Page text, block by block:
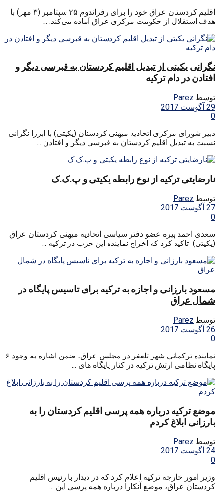
اقلیم کردستان عراق خود را برای رفراندوم ۲۵ سپتامبر (۳ مهر) با
هدف استقلال از حکومت مرکزی عراق آماده می‌کند. ...
نگرانی یکیتی از تبدیل اقلیم کردستان به‌ قبرسی دیگر و
افتادن در دام ترکیه‌
توسط Parez
29 آگوست 2017
0
دبیر شورای مرکزی اتحادیه میهنی کردستان (یکیتی) با ابرزا نگرانی
نسبت به‌ تبدیل اقلیم کردستان به‌ قبرسی دیگر و افتادن ...
نارضایتی ترکیه از نوع رابطه یکیتی و پ.ک.ک
توسط Parez
27 آگوست 2017
0
سعدی احمد پیره عضو دفتر سیاسی اتحادیه میهنی کردستان عراق
(یکیتی) تاکید کرد که اخراج نماینده این حزب در ترکیه ...
مسعود بارزانی و اجازه به ترکیه برای تاسیس پایگاه در
شمال عراق
توسط Parez
26 آگوست 2017
0
نماینده ترکمانی شهر تلعفر در مجلس عراق، ضمن اشاره به وجود ۶
پایگاه نظامی ارتش ترکیه در کنار پایگاه های ...
موضع ترکیه درباره همه پرسی اقلیم کردستان را به
بارزانی ابلاغ کردم
توسط Parez
24 آگوست 2017
0
وزیر امور خارجه ترکیه اعلام کرد که در دیدار با رئیس اقلیم
کردستان عراق، موضع آنکارا درباره همه پرسی این ...